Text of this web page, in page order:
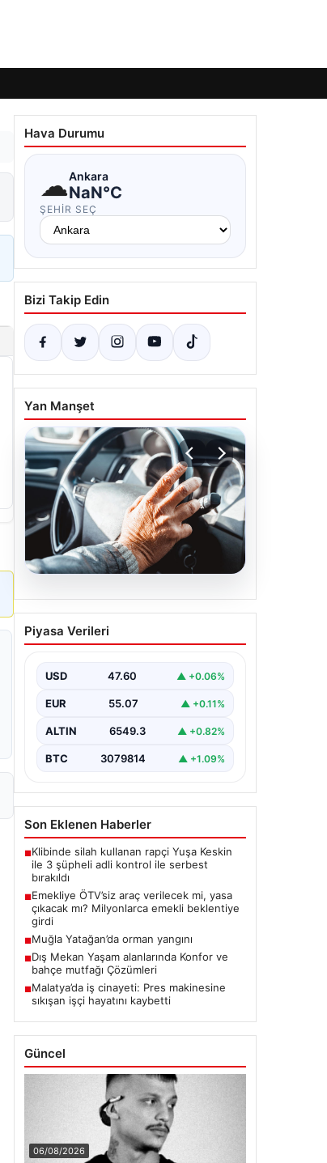
Hava Durumu
☁Ankara
NaN°C
ŞEHIR SEÇ
Bizi Takip Edin
Yan Manşet
05.08.2026
Muğla Yatağan’da orman
Piyasa Verileri
Son Eklenen Haberler
Klibinde silah kullanan rapçi Yuşa Keskin
ile 3 şüpheli adli kontrol ile serbest
bırakıldı
Emekliye ÖTV’siz araç verilecek mi, yasa
çıkacak mı? Milyonlarca emekli beklentiye
girdi
■Muğla Yatağan’da orman yangını
Dış Mekan Yaşam alanlarında Konfor ve
bahçe mutfağı Çözümleri
Malatya’da iş cinayeti: Pres makinesine
sıkışan işçi hayatını kaybetti
Güncel